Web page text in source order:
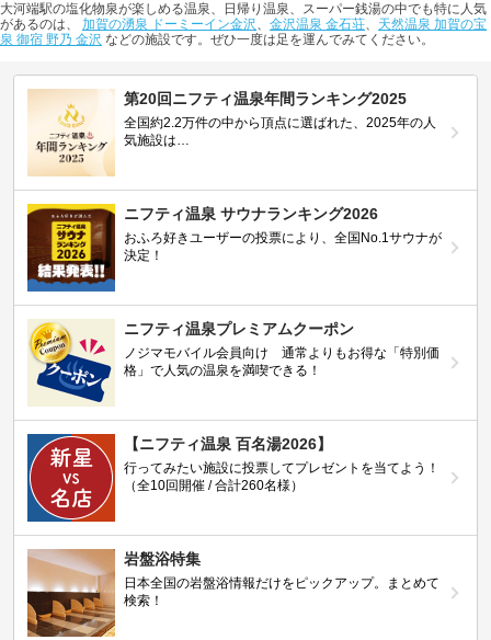
大河端駅の塩化物泉が楽しめる温泉、日帰り温泉、スーパー銭湯の中でも特に人気
があるのは、 加賀の湧泉 ドーミーイン金沢、 金沢温泉 金石荘、 天然温泉 加賀の宝
泉 御宿 野乃 金沢 などの施設です。ぜひ一度は足を運んでみてください。
第20回ニフティ温泉年間ランキング2025
全国約2.2万件の中から頂点に選ばれた、2025年の人
気施設は…
ニフティ温泉 サウナランキング2026
おふろ好きユーザーの投票により、全国No.1サウナが
決定！
ニフティ温泉プレミアムクーポン
ノジマモバイル会員向け 通常よりもお得な「特別価
格」で人気の温泉を満喫できる！
【ニフティ温泉 百名湯2026】
行ってみたい施設に投票してプレゼントを当てよう！
（全10回開催 / 合計260名様）
岩盤浴特集
日本全国の岩盤浴情報だけをピックアップ。まとめて
検索！